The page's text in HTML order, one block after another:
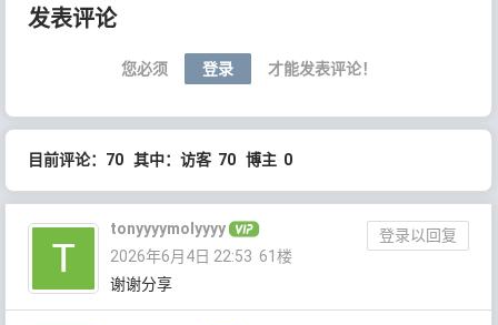
发表评论
您必须 登录 才能发表评论！
目前评论：70 其中：访客 70 博主 0
tonyyyymolyyyy
登录以回复
2026年6月4日 22:53 61楼
谢谢分享